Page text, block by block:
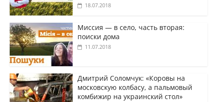
18.07.2018
Миссия — в село, часть вторая:
поиски дома
11.07.2018
Дмитрий Соломчук: «Коровы на
московскую колбасу, а пальмовый
комбижир на украинский стол»